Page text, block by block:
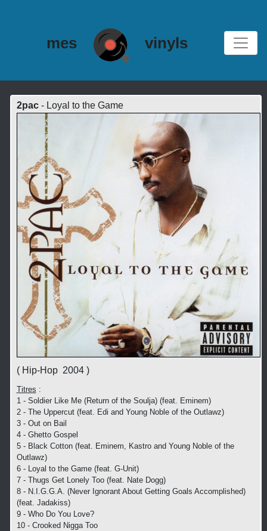
mes vinyls
2pac- Loyal to the Game
( Hip-Hop 2004 )
Titres :
1 - Soldier Like Me (Return of the Soulja) (feat. Eminem)
2 - The Uppercut (feat. Edi and Young Noble of the Outlawz)
3 - Out on Bail
4 - Ghetto Gospel
5 - Black Cotton (feat. Eminem, Kastro and Young Noble of the
Outlawz)
6 - Loyal to the Game (feat. G-Unit)
7 - Thugs Get Lonely Too (feat. Nate Dogg)
8 - N.I.G.G.A. (Never Ignorant About Getting Goals Accomplished)
(feat. Jadakiss)
9 - Who Do You Love?
10 - Crooked Nigga Too